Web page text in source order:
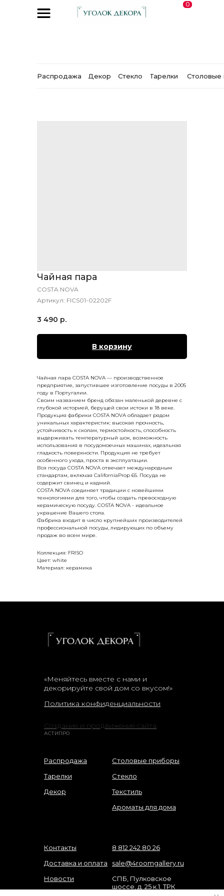
0
Распродажа Декор Столовые
Стекло Тарелки
Чайная пара
COSTA NOVA
Артикул: FICS01-02202F
3 490 р.
В корзину
Чайная пара COSTA NOVA — производственное
предприятие, запустившее изготовление посуды в 2005
году в Португалии.
Своим названием бренд обязан маленькой деревне с
глубокой историей, берущей свои истоки в 18 веке.
Продукция фабрики COSTA NOVA обладает рядом
уникальных характеристик: высокая прочность,
устойчивость к сколам, термостойкость, способность
выдерживать температурный шок, возможность
использования в посудомоечных машинах, идеальная
гладкость поверхности. Продукция не требует
особенного ухода, проста в эксплуатации.
Вся посуда COSTA NOVA отвечает международным
стандартам, включая CaliforniaProp 65. Посуда не
содержит свинец и кадмий.
COSTA NOVA соединяет традиции с новейшими
технологиями для того, чтобы создать превосходную
керамическую посуду. COSTA NOVA - идеальное
украшение Вашего стола.
Фабрика входит в число крупнейших производителей
профессиональной посуды, лидирующих по объему
продаж во всем мире.
Коллекция: FRISO
Цвет: white
Материал: керамика
«Меняйтесь вместе с нами и
декорируйте свой дом со вкусом!»
Политика конфиденциальности
Создание и продвижение сайта
АСТИПРО
Распродажа
Тарелки
Декор
Столовые приборы
Стекло
Текстиль
Ароматы для дома
Контакты
Доставка и оплата
Новости
8 812 242 80 26
sale@4roomgallery.ru
СПБ, Пулковское
шоссе, д. 25 к.1, ТРК